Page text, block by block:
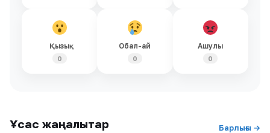
Қызық
0
Обал-ай
0
Ашулы
0
Ұқсас жаңалықтар Барлығы →